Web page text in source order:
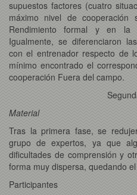
supuestos factores (cuatro
máximo nivel de
Rendimiento formal y en la
Igualmente, se diferenciaron
con el entrenador respecto de
mínimo encontrado el
cooperación Fuera del campo.
Material
Tras la primera fase, se
grupo de expertos, ya que
dificultades de comprensión y
forma muy dispersa, quedando
Participantes